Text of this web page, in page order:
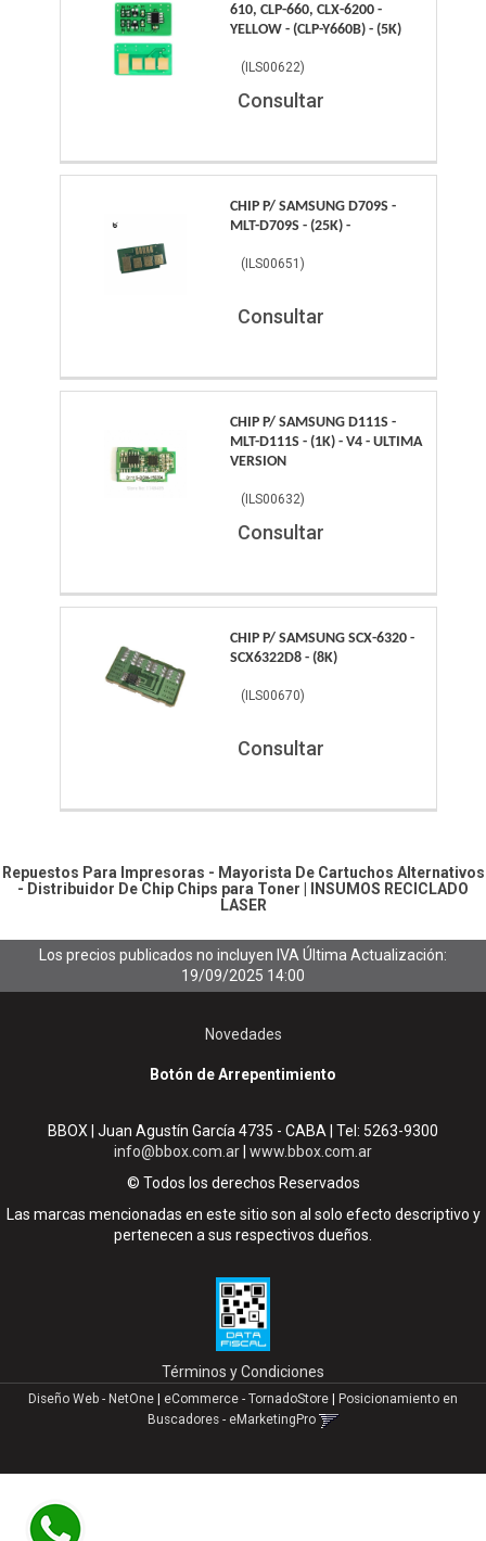
610, CLP-660, CLX-6200 -
YELLOW - (CLP-Y660B) - (5K)
(ILS00622)
Consultar
CHIP P/ SAMSUNG D709S -
MLT-D709S - (25K) -
(ILS00651 )
Consultar
CHIP P/ SAMSUNG D111S -
MLT-D111S - (1K) - V4 - ULTIMA
VERSION
(ILS00632)
Consultar
CHIP P/ SAMSUNG SCX-6320 -
SCX6322D8 - (8K)
(ILS00670)
Consultar
Repuestos Para Impresoras - Mayorista De Cartuchos Alternativos
- Distribuidor De Chip Chips para Toner
INSUMOS RECICLADO
LASER
Los precios publicados no incluyen IVA Última Actualización:
19/09/2025 14:00
Novedades
Botón de Arrepentimiento
BBOX | Juan Agustín García 4735 - CABA | Tel: 5263-9300
info@bbox.com.ar www.bbox.com.ar
© Todos los derechos Reservados
Las marcas mencionadas en este sitio son al solo efecto descriptivo y
pertenecen a sus respectivos dueños.
Términos y Condiciones
Diseño Web - NetOne eCommerce - TornadoStore
Posicionamiento en
Buscadores - eMarketingPro